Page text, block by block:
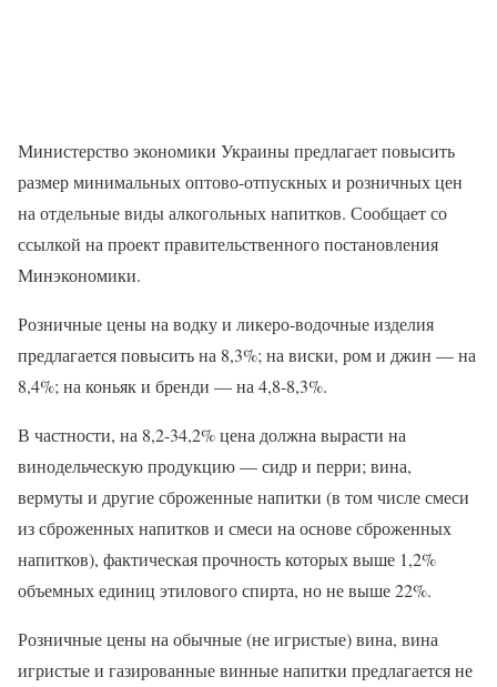
Министерство экономики Украины предлагает повысить
размер минимальных оптово-отпускных и розничных цен
на отдельные виды алкогольных напитков. Сообщает со
ссылкой на проект правительственного постановления
Минэкономики.
Розничные цены на водку и ликеро-водочные изделия
предлагается повысить на 8,3%; на виски, ром и джин — на
8,4%; на коньяк и бренди — на 4,8-8,3%.
В частности, на 8,2-34,2% цена должна вырасти на
винодельческую продукцию — сидр и перри; вина,
вермуты и другие сброженные напитки (в том числе смеси
из сброженных напитков и смеси на основе сброженных
напитков), фактическая прочность которых выше 1,2%
объемных единиц этилового спирта, но не выше 22%.
Розничные цены на обычные (не игристые) вина, вина
игристые и газированные винные напитки предлагается не